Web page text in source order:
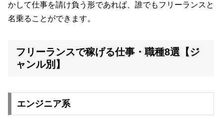
かして仕事を請け負う形であれば、誰でもフリーランスと
名乗ることができます。
フリーランスで稼げる仕事・職種8選【ジ
ャンル別】
エンジニア系